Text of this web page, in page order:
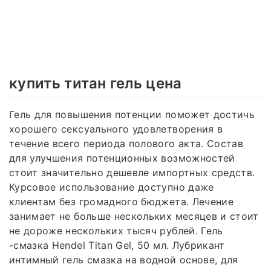
купить титан гель цена
Гель для повышения потенции поможет достичь
хорошего сексуального удовлетворения в
течение всего периода полового акта. Состав
для улучшения потенционных возможностей
стоит значительно дешевле импортных средств.
Курсовое использование доступно даже
клиентам без громадного бюджета. Лечение
занимает не больше нескольких месяцев и стоит
не дороже нескольких тысяч рублей. Гель
-смазка Hendel Titan Gel, 50 мл. Лубрикант
интимный гель смазка на водной основе, для